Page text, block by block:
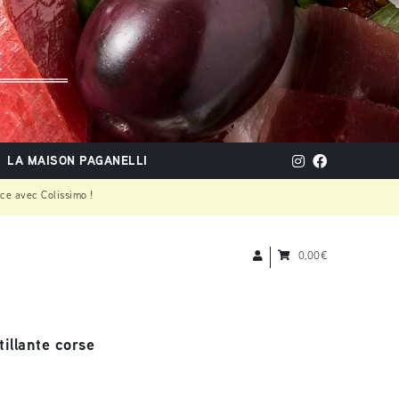
LA MAISON PAGANELLI
avec Colissimo !
0,00€
corse